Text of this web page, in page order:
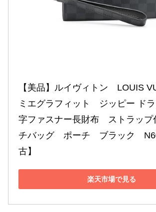
【美品】ルイヴィトン　LOUIS
ミエグラフィット　ジッピー ド
字ファスナー長財布　ストラップ
チバッグ　ポーチ　ブラック　
古】
楽天市場で見る